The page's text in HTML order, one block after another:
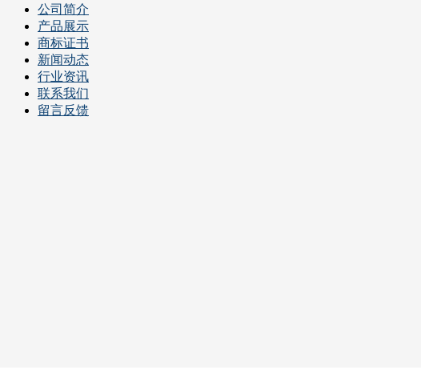
公司简介
产品展示
商标证书
新闻动态
行业资讯
联系我们
留言反馈